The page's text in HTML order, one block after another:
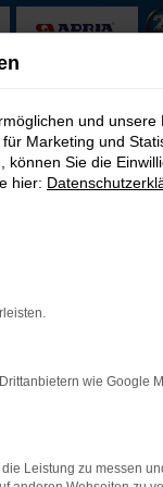
in Peine
einem
sind von der
in Zahlung.
und unsere
Marketing und
Sie die
hier:
wie Google
Leistung zu messen